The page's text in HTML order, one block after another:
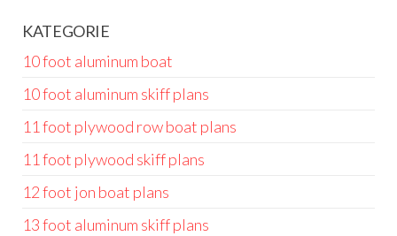
KATEGORIE
10 foot aluminum boat
10 foot aluminum skiff plans
11 foot plywood row boat plans
11 foot plywood skiff plans
12 foot jon boat plans
13 foot aluminum skiff plans